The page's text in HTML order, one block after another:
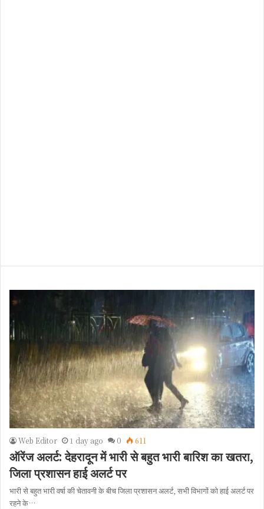
Web Editor 1 day ago 0 611
ऑरेंज अलर्ट: देहरादून में भारी से बहुत भारी बारिश का खतरा,
जिला प्रशासन हाई अलर्ट पर
भारी से बहुत भारी वर्षा की चेतावनी के बीच जिला प्रशासन अलर्ट, सभी विभागों को हाई अलर्ट पर
रहने के…